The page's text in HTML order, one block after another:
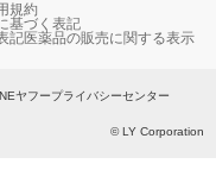
規約
基づく表記
記医薬品の販売に関する表示
ヤフープライバシーセンター
© LY Corporation